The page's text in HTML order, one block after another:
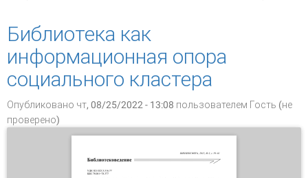
Библиотека как
информационная опора
социального кластера
Опубликовано чт, 08/25/2022 - 13:08 пользователем Гость (не
проверено)